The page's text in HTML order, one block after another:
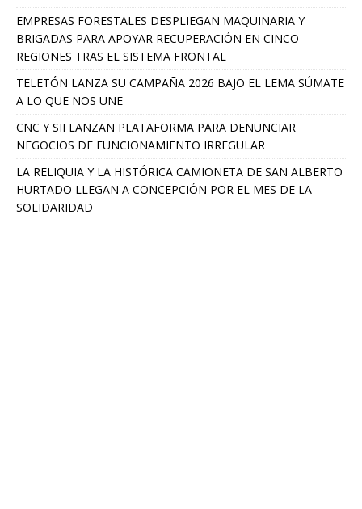
EMPRESAS FORESTALES DESPLIEGAN MAQUINARIA Y
BRIGADAS PARA APOYAR RECUPERACIÓN EN CINCO
REGIONES TRAS EL SISTEMA FRONTAL
TELETÓN LANZA SU CAMPAÑA 2026 BAJO EL LEMA SÚMATE
A LO QUE NOS UNE
CNC Y SII LANZAN PLATAFORMA PARA DENUNCIAR
NEGOCIOS DE FUNCIONAMIENTO IRREGULAR
LA RELIQUIA Y LA HISTÓRICA CAMIONETA DE SAN ALBERTO
HURTADO LLEGAN A CONCEPCIÓN POR EL MES DE LA
SOLIDARIDAD